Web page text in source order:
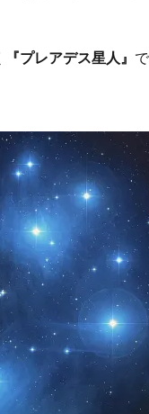
『プレアデス星人』